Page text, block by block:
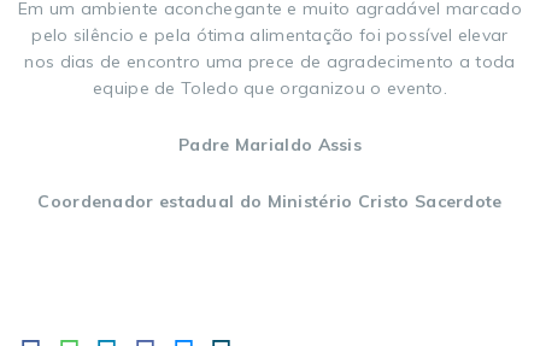
Em um ambiente aconchegante e muito agradável marcado
pelo silêncio e pela ótima alimentação foi possível elevar
nos dias de encontro uma prece de agradecimento a toda
equipe de Toledo que organizou o evento.
Padre Marialdo Assis
Coordenador estadual do Ministério Cristo Sacerdote